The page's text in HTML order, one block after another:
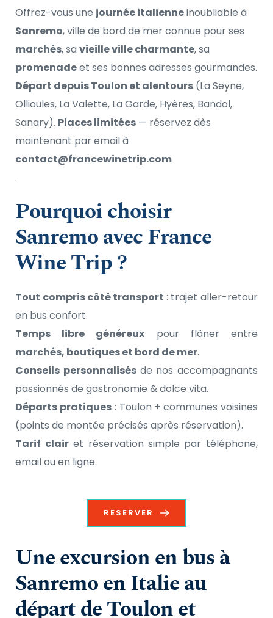
Offrez-vous une journée italienne
Sanremo
marchés, sa vieille ville charmante
promenade
Départ depuis Toulon et alentours (La Seyne,
Ollioules, La Valette, La Garde, Hyères, Bandol,
Sanary). Places limitées — réservez dès
contact@francewinetrip.com
.
Pourquoi choisir
Sanremo avec France
Wine Trip ?
Tout compris côté transport : trajet aller-retour
en bus confort.
Temps libre généreux
marchés, boutiques et bord de mer.
Conseils personnalisés de nos accompagnants
passionnés de gastronomie & dolce vita.
Départs pratiques : Toulon + communes voisines
(points de montée précisés après réservation).
Tarif clair et réservation simple par téléphone,
email ou en ligne.
RESERVER
Une excursion en bus à
Sanremo en Italie au
départ de Toulon et